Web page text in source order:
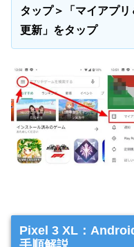
タップ＞「マイアプ
更新」をタップ
Pixel 3 XL：